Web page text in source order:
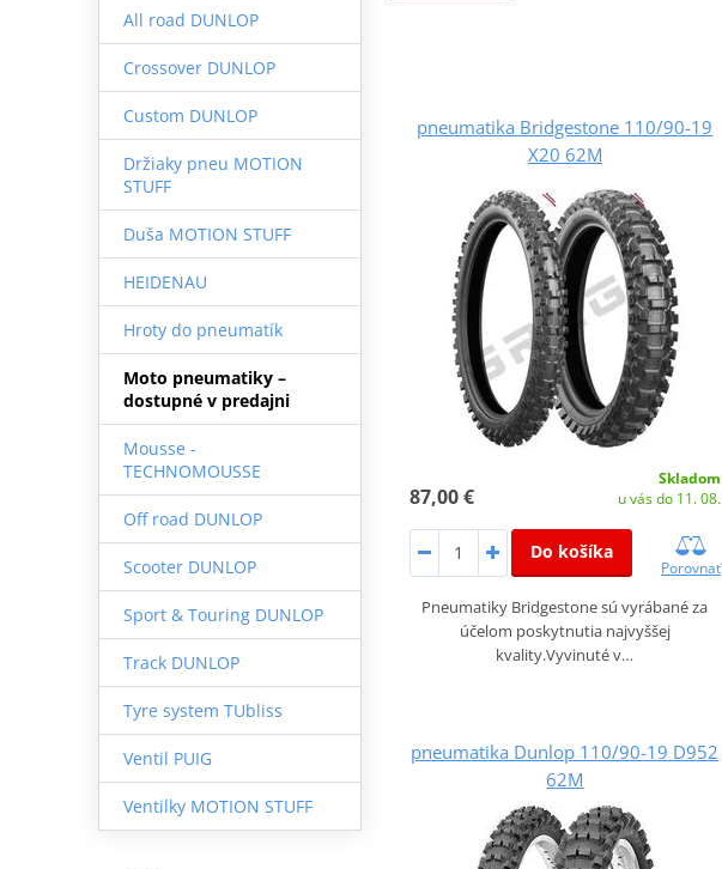
All road DUNLOP
Crossover DUNLOP
Custom DUNLOP
Držiaky pneu MOTION
STUFF
Duša MOTION STUFF
HEIDENAU
Hroty do pneumatík
Moto pneumatiky –
dostupné v predajni
Mousse -
TECHNOMOUSSE
Off road DUNLOP
Scooter DUNLOP
Sport & Touring DUNLOP
Track DUNLOP
Tyre system TUbliss
Ventil PUIG
Ventilky MOTION STUFF
pneumatika Bridgestone 110/90-19
X20 62M
87,00 €
Skladom
u vás do 11. 08.
Do košíka
Porovnať
Pneumatiky Bridgestone sú vyrábané za
účelom poskytnutia najvyššej
kvality.Vyvinuté v…
pneumatika Dunlop 110/90-19 D952
62M